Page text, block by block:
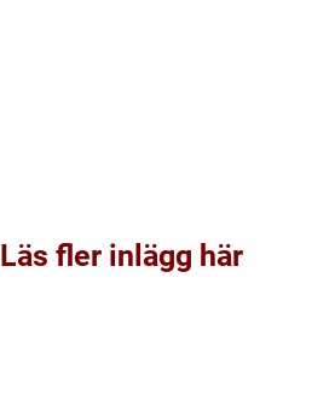
Läs fler inlägg här